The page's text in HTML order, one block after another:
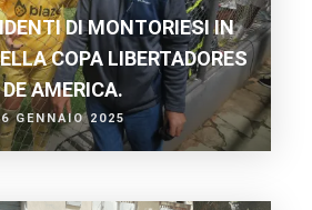
DI MONTORIESI IN
COPA LIBERTADORES
DE AMERICA.
6 GENNAIO 2025